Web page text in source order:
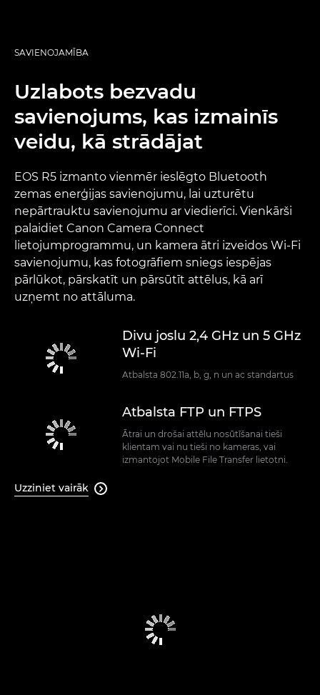
SAVIENOJAMĪBA
Uzlabots bezvadu
savienojums, kas izmainīs
veidu, kā strādājat
EOS R5 izmanto vienmēr ieslēgto Bluetooth
zemas enerģijas savienojumu, lai uzturētu
nepārtrauktu savienojumu ar viedierīci. Vienkārši
palaidiet Canon Camera Connect
lietojumprogrammu, un kamera ātri izveidos Wi-Fi
savienojumu, kas fotogrāfiem sniegs iespējas
pārlūkot, pārskatīt un pārsūtīt attēlus, kā arī
uzņemt no attāluma.
Divu joslu 2,4 GHz un 5 GHz
Wi-Fi
Atbalsta 802.11a, b, g, n un ac standartus
Atbalsta FTP un FTPS
Ātrai un drošai attēlu nosūtīšanai tieši
klientam vai nu tieši no kameras, vai
izmantojot Mobile File Transfer lietotni.
Uzziniet vairāk 